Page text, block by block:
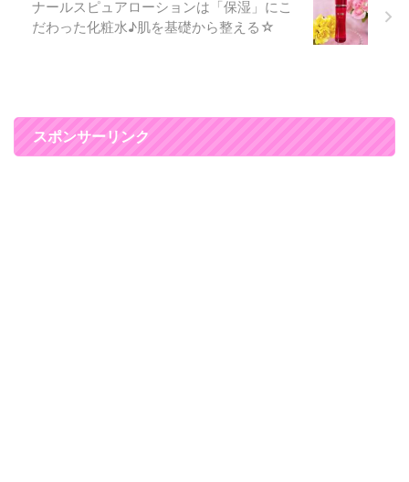
ナールスピュアローションは「保湿」にこ
だわった化粧水♪肌を基礎から整える☆
スポンサーリンク